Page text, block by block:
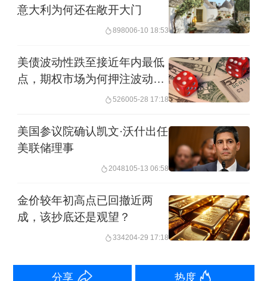
易后，特朗普近期鲜少提及提前辞退鲍
席”的进程。
鲍威尔的美联储主席任期将于2026年5月
提前任命美联储新任主席。美国财政部
长贝森特当地时间8月20日表示，对鲍威
展开。一旦白宫对候选人进行好筛选，
他将开始面试候选人。据悉，这份名单
斯联储主席洛根、白宫经济学家哈塞特
意大利为何还在敞开大门
898006-10 18:53
美债波动性跌至接近年内最低
点，期权市场为何押注波动性
526005-28 17:18
美国参议院确认凯文·沃什出任
美联储理事
2048105-13 06:58
金价较年初高点已回撤近两
成，该抄底还是观望？
334204-29 17:18
分享 热度